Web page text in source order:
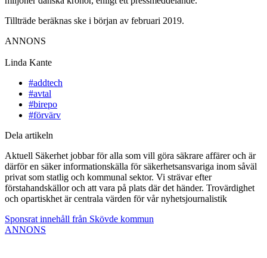
Tillträde beräknas ske i början av februari 2019.
ANNONS
Linda Kante
#addtech
#avtal
#birepo
#förvärv
Dela artikeln
Aktuell Säkerhet jobbar för alla som vill göra säkrare affärer och är
därför en säker informationskälla för säkerhetsansvariga inom såväl
privat som statlig och kommunal sektor. Vi strävar efter
förstahandskällor och att vara på plats där det händer. Trovärdighet
och opartiskhet är centrala värden för vår nyhetsjournalistik
Sponsrat innehåll från Skövde kommun
ANNONS